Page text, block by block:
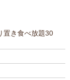
置き食べ放題30